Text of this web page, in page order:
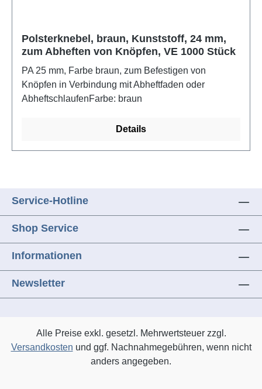
Polsterknebel, braun, Kunststoff, 24 mm,
zum Abheften von Knöpfen, VE 1000 Stück
PA 25 mm, Farbe braun, zum Befestigen von
Knöpfen in Verbindung mit Abheftfaden oder
AbheftschlaufenFarbe: braun
Details
Service-Hotline
Shop Service
Informationen
Newsletter
Alle Preise exkl. gesetzl. Mehrwertsteuer zzgl.
Versandkosten und ggf. Nachnahmegebühren, wenn nicht
anders angegeben.